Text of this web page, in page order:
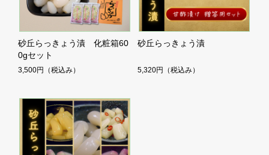
砂丘らっきょう漬 化粧箱60
0gセット
3,500円 （税込み）
砂丘らっきょう漬
5,320円 （税込み）